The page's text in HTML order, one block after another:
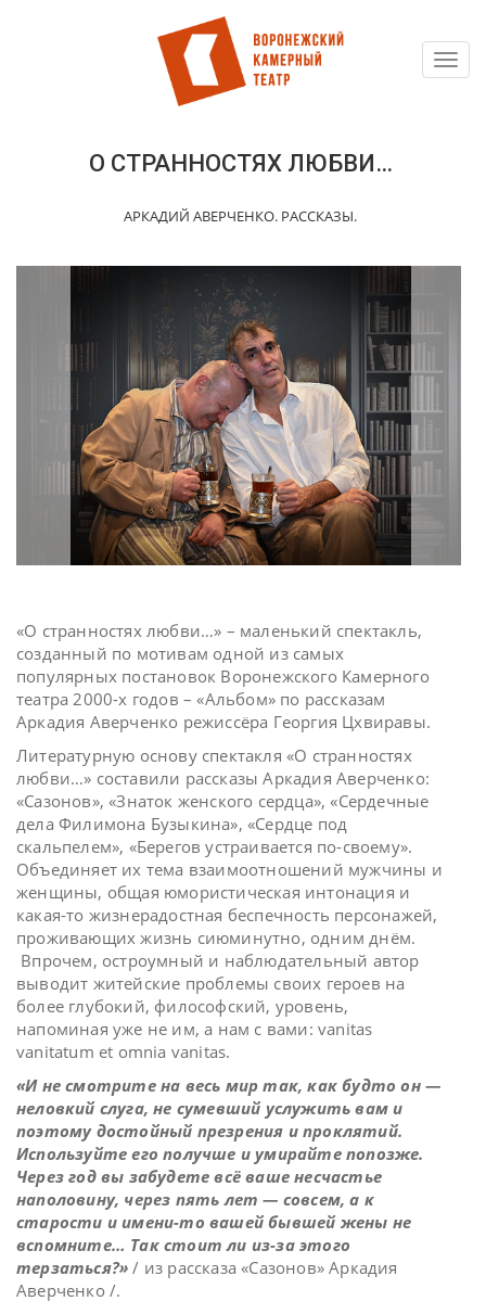
О СТРАННОСТЯХ ЛЮБВИ…
АРКАДИЙ АВЕРЧЕНКО. РАССКАЗЫ.
«О странностях любви…» – маленький спектакль,
созданный по мотивам одной из самых
популярных постановок Воронежского Камерного
театра 2000-х годов – «Альбом» по рассказам
Аркадия Аверченко режиссёра Георгия Цхвиравы.
Литературную основу спектакля «О странностях
любви…» составили рассказы Аркадия Аверченко:
«Сазонов», «Знаток женского сердца», «Сердечные
дела Филимона Бузыкина», «Сердце под
скальпелем», «Берегов устраивается по-своему».
Объединяет их тема взаимоотношений мужчины и
женщины, общая юмористическая интонация и
какая-то жизнерадостная беспечность персонажей,
проживающих жизнь сиюминутно, одним днём.
Впрочем, остроумный и наблюдательный автор
выводит житейские проблемы своих героев на
более глубокий, философский, уровень,
напоминая уже не им, а нам с вами: vanitas
vanitatum et omnia vanitas.
«И не смотрите на весь мир так, как будто он —
неловкий слуга, не сумевший услужить вам и
поэтому достойный презрения и проклятий.
Используйте его получше и умирайте попозже.
Через год вы забудете всё ваше несчастье
наполовину, через пять лет — совсем, а к
старости и имени-то вашей бывшей жены не
вспомните… Так стоит ли из-за этого
терзаться?»/ из рассказа «Сазонов» Аркадия
Аверченко /.